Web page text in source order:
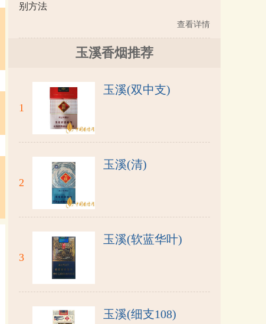
别方法
查看详情
玉溪香烟推荐
1
玉溪(双中支)
2
玉溪(清)
3
玉溪(软蓝华叶)
玉溪(细支108)